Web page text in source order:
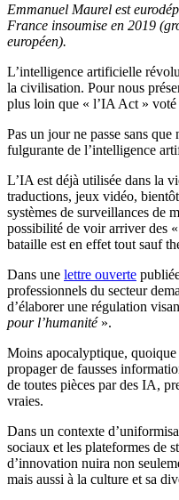
Emmanuel Maurel est
France insoumise en 2019
européen).
L’intelligence artificielle
la civilisation. Pour nous
plus loin que « l’IA Act » voté
Pas un jour ne passe sans
fulgurante de l’intelligence
L’IA est déjà utilisée dans la
traductions, jeux vidéo,
systèmes de surveillances de
possibilité de voir arriver des
bataille est en effet tout sauf
Dans une lettre ouverte
professionnels du secteur
d’élaborer une régulation
pour l’humanité».
Moins apocalyptique,
propager de fausses
de toutes pièces par des IA,
vraies.
Dans un contexte
sociaux et les plateformes de
d’innovation nuira non
mais aussi à la culture et sa